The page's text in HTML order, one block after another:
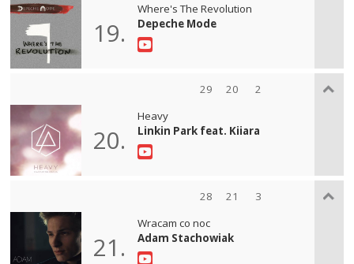
19.
Where's The Revolution
Depeche Mode
29 20 2
20.
Heavy
Linkin Park feat. Kiiara
28 21 3
21.
Wracam co noc
Adam Stachowiak